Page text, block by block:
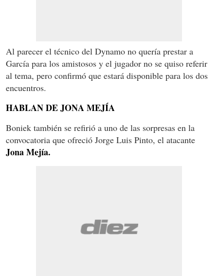
Al parecer el técnico del Dynamo no quería prestar a
García para los amistosos y el jugador no se quiso referir
al tema, pero confirmó que estará disponible para los dos
encuentros.
HABLAN DE JONA MEJÍA
Boniek también se refirió a uno de las sorpresas en la
convocatoria que ofreció Jorge Luis Pinto, el atacante
Jona Mejía.